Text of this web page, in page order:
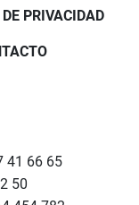
PRIVACIDAD
41 66 65
50